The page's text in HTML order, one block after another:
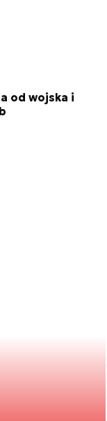
od wojska i